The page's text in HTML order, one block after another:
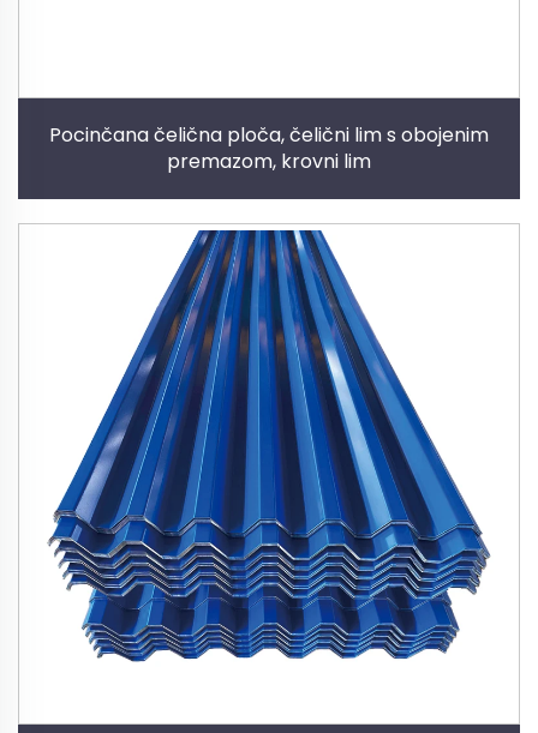
Pocinčana čelična ploča, čelični lim s obojenim
premazom, krovni lim